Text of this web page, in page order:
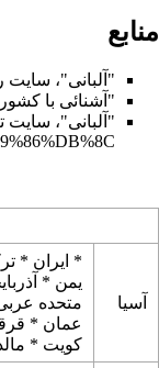
منابع
"آلبانی"، سایت
"آشنائی با
"آلبانی"، سایت
آسیا
* ایران *
یمن *
متحده
عمان *
کویت *